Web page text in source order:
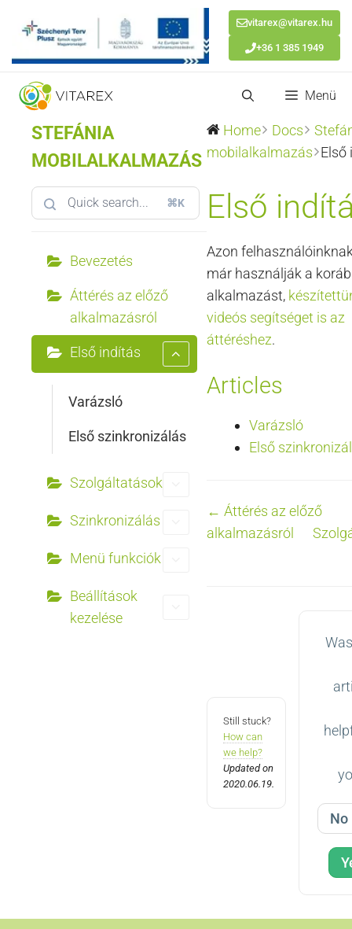
vitarex@vitarex.hu
+36 1 385 1949
Kilépés
tartalomba
Menü
STEFÁNIA
MOBILALKALMAZÁS
⌘K
Bevezetés
Áttérés az előző
alkalmazásról
Első indítás
Varázsló
Első szinkronizálás
Szolgáltatások
Szinkronizálás
Menü funkciók
Beállítások
kezelése
Home Docs
mobilalkalmazás Első
Első
Azon
már használják a
alkalmazást,
videós segítséget is az
áttéréshez.
Articles
Varázsló
Első
Doc
navigation
← Áttérés az előző
alkalmazásról
Still stuck?
How can
we help?
Updated on
2020.06.19.
No